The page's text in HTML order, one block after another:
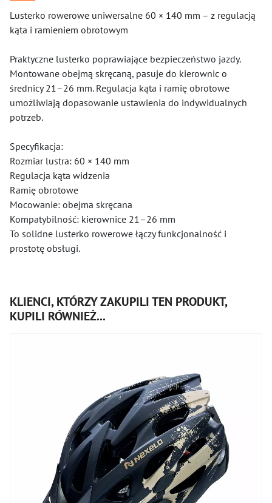
Lusterko rowerowe uniwersalne 60 × 140 mm – z regulacją
kąta i ramieniem obrotowym
Praktyczne lusterko poprawiające bezpieczeństwo jazdy.
Montowane obejmą skręcaną, pasuje do kierownic o
średnicy 21–26 mm. Regulacja kąta i ramię obrotowe
umożliwiają dopasowanie ustawienia do indywidualnych
potrzeb.
Specyfikacja:
Rozmiar lustra: 60 × 140 mm
Regulacja kąta widzenia
Ramię obrotowe
Mocowanie: obejma skręcana
Kompatybilność: kierownice 21–26 mm
To solidne lusterko rowerowe łączy funkcjonalność i
prostotę obsługi.
KLIENCI, KTÓRZY ZAKUPILI TEN PRODUKT,
KUPILI RÓWNIEŻ...